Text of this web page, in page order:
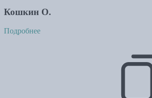
Кошкин О.
Подробнее